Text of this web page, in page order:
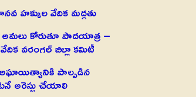
హక్కుల వేదిక మద్దతు
అమలు కోరుతూ పాదయాత్ర –
వరంగల్ జిల్లా కమిటీ
పాల్పడిన
అరెస్టు చేయాలి